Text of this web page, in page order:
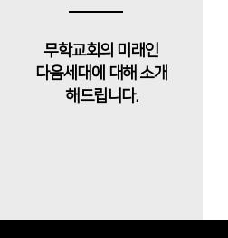
무학교회의 미래인
다음세대에 대해 소개
해드립니다.